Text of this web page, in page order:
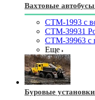
Вахтовые автобусы
СТМ-1993 с
СТМ-39931
СТМ-39963 с
Еще
Буровые установки